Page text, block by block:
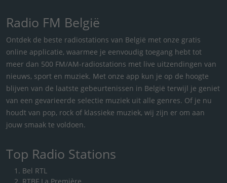
Radio FM België
Ontdek de beste radiostations van België met onze gratis
online applicatie, waarmee je eenvoudig toegang hebt tot
meer dan 500 FM/AM-radiostations met live uitzendingen van
nieuws, sport en muziek. Met onze app kun je op de hoogte
blijven van de laatste gebeurtenissen in België terwijl je geniet
van een gevarieerde selectie muziek uit alle genres. Of je nu
houdt van pop, rock of klassieke muziek, wij zijn er om aan
jouw smaak te voldoen.
Top Radio Stations
Bel RTL
RTBF La Première